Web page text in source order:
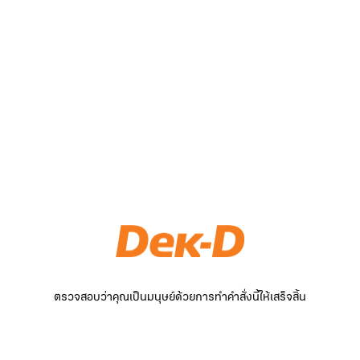
ตรวจสอบว่าคุณเป็นมนุษย์ด้วยการทำคำสั่งนี้ให้เสร็จสิ้น